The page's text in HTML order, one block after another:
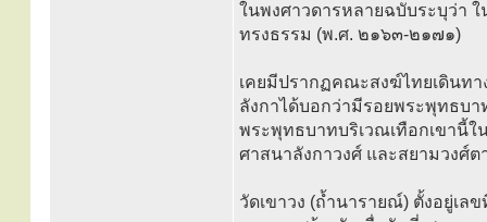
ในพงศาวดารหลายฉบับระบุว่า
ทรงธรรม (พ.ศ. ๒๑๖๓-๒๑๗๑)
เคยมีปรากฏคณะสงฆ์ไทยเดินท
ลังกาได้บอกว่ามีรอยพระพุทธบ
พระพุทธบาทบริเวณเทือกเขานี้
ศาสนาลังกาวงศ์ และสยามวงศ์
วัดเขาวง (ถ้ำนารายณ์) ตั้งอยู่เล